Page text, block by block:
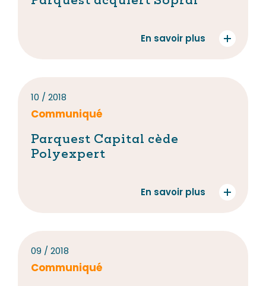
En savoir plus
10 / 2018
Communiqué
Parquest Capital cède
Polyexpert
En savoir plus
09 / 2018
Communiqué